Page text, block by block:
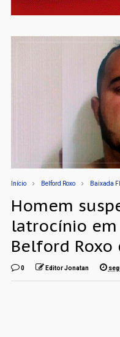
Início Belford Roxo Baixada
Homem
latrocínio
Belford Roxo
0 Editor Jonatan